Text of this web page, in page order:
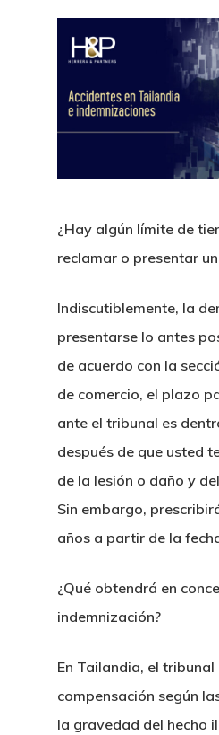
¿Hay algún límite de
reclamar o presentar
Indiscutiblemente, la
presentarse lo antes
de acuerdo con la
de comercio, el plazo
ante el tribunal es
después de que usted
de la lesión o daño y
Sin embargo,
años a partir de la
¿Qué obtendrá en
indemnización?
En Tailandia, el
compensación según
la gravedad del hecho